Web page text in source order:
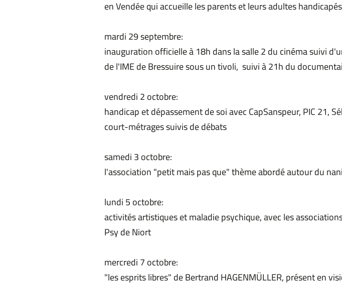
en Vendée qui accueille les parents et leurs adultes
mardi 29 septembre:
inauguration officielle à 18h dans la salle 2 du cinéma suivi
de l'IME de Bressuire sous un tivoli, suivi à 21h du
vendredi 2 octobre:
handicap et dépassement de soi avec CapSanspeur, PIC 21,
court-métrages suivis de débats
samedi 3 octobre:
l'association "petit mais pas que" thème abordé autour du
lundi 5 octobre:
activités artistiques et maladie psychique, avec les
Psy de Niort
mercredi 7 octobre:
"les esprits libres" de Bertrand HAGENMÜLLER, présent en